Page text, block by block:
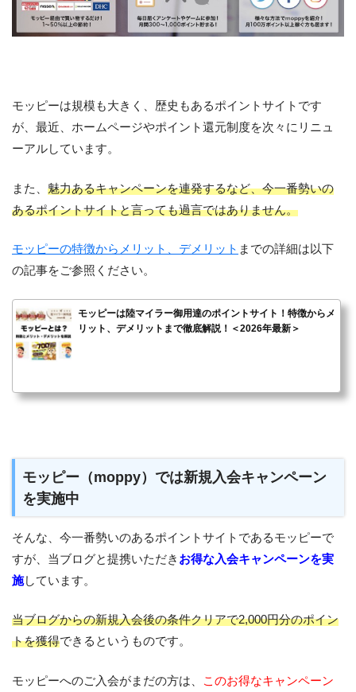
モッピーは規模も大きく、歴史もあるポイントサイトです
が、最近、ホームページやポイント還元制度を次々にリニュ
ーアルしています。
また、 魅力あるキャンペーンを連発するなど、今一番勢いの
あるポイントサイトと言っても過言ではありません。
モッピーの特徴からメリット、デメリット までの詳細は以下
の記事をご参照ください。
モッピーは陸マイラー御用達のポイントサイト！特徴からメ
リット、デメリットまで徹底解説！＜2026年最新＞
モッピー（moppy）では新規入会キャンペーン
を実施中
そんな、今一番勢いのあるポイントサイトであるモッピーで
すが、当ブログと提携いただき お得な入会キャンペーンを実
施しています。
当ブログからの新規入会後の条件クリアで2,000円分のポイン
トを獲得できるというものです。
モッピーへのご入会がまだの方は、
このお得なキャンペーン